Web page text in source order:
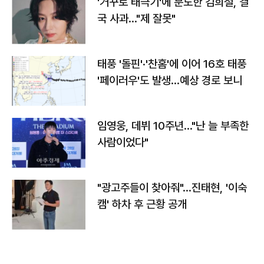
국 사과…"제 잘못"
태풍 '돌핀'·'찬홈'에 이어 16호 태풍
'페이러우'도 발생…예상 경로 보니
임영웅, 데뷔 10주년…"난 늘 부족한
사람이었다"
"광고주들이 찾아줘"…진태현, '이숙
캠' 하차 후 근황 공개